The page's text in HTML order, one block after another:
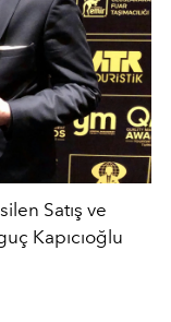
Satış ve
Kapıcıoğlu